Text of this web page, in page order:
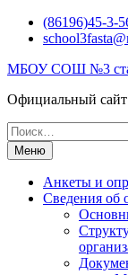
Перейти(86196)45-3-
МБОУ СОШ №3
Официальный
Поиск
по:Меню
Анкеты и
Сведения об